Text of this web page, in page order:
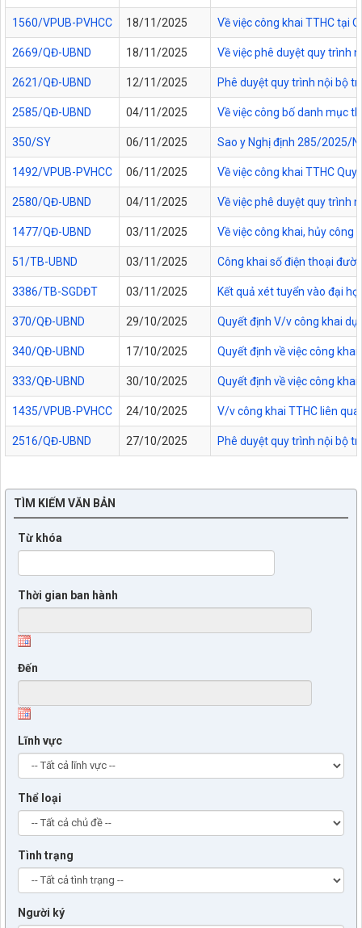
1560/VPUB-PVHCC 18/11/2025 Về việc công khai TTHC tại
2669/QĐ-UBND 18/11/2025 Về việc phê duyệt quy trình
2621/QĐ-UBND 12/11/2025 Phê duyệt quy trình nội bộ
2585/QĐ-UBND 04/11/2025 Về việc công bố danh mục
350/SY 06/11/2025 Sao y Nghị định 285/2025/
1492/VPUB-PVHCC 06/11/2025 Về việc công khai TTHC
2580/QĐ-UBND 04/11/2025 Về việc phê duyệt quy trình
1477/QĐ-UBND 03/11/2025 Về việc công khai, hủy công
51/TB-UBND 03/11/2025 Công khai số điện thoại
3386/TB-SGDĐT 03/11/2025 Kết quả xét tuyển vào đại
370/QĐ-UBND 29/10/2025 Quyết định V/v công khai
340/QĐ-UBND 17/10/2025 Quyết định về việc công
333/QĐ-UBND 30/10/2025 Quyết định về việc công
1435/VPUB-PVHCC 24/10/2025 V/v công khai TTHC liên
2516/QĐ-UBND 27/10/2025 Phê duyệt quy trình nội bộ
TÌM KIẾM VĂN BẢN
Từ khóa
Thời gian ban hành
Đến
Lĩnh vực
Thể loại
Tình trạng
Người ký